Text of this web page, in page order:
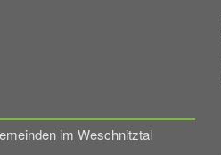
im Weschnitztal